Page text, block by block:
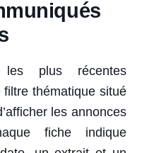
les plus récentes
thématique situé
les annonces
fiche indique